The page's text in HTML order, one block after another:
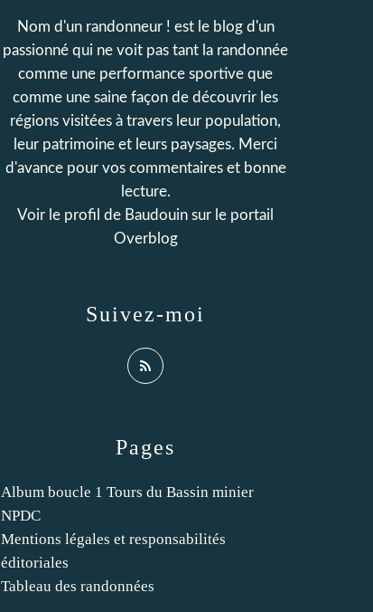
Pages
Album boucle 1 Tours du Bassin minier
NPDC
Mentions légales et responsabilités
éditoriales
Tableau des randonnées
Suivez-moi
Nom d'un randonneur ! est le blog d'un
passionné qui ne voit pas tant la randonnée
comme une performance sportive que
comme une saine façon de découvrir les
régions visitées à travers leur population,
leur patrimoine et leurs paysages. Merci
d'avance pour vos commentaires et bonne
lecture.
Voir le profil de Baudouin sur le portail
Overblog